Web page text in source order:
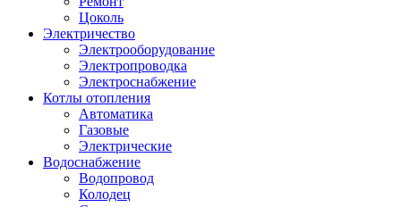
Цоколь
Электричество
Электрооборудование
Электропроводка
Электроснабжение
Котлы отопления
Автоматика
Газовые
Электрические
Водоснабжение
Водопровод
Колодец